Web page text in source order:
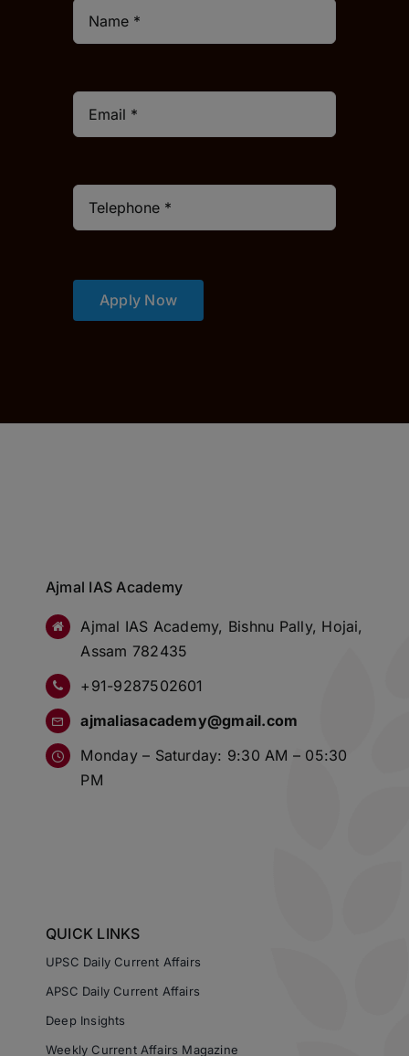
Apply Now
Ajmal IAS Academy
Ajmal IAS Academy, Bishnu Pally, Hojai,
Assam 782435
+91-9287502601
ajmaliasacademy@gmail.com
Monday – Saturday: 9:30 AM – 05:30
PM
QUICK LINKS
UPSC Daily Current Affairs
APSC Daily Current Affairs
Deep Insights
Weekly Current Affairs Magazine